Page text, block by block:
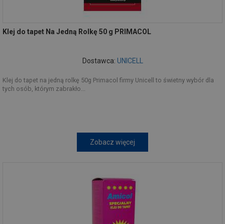
Klej do tapet Na Jedną Rolkę 50 g PRIMACOL
Dostawca: UNICELL
Klej do tapet na jedną rolkę 50g Primacol firmy Unicell to świetny wybór dla
tych osób, którym zabrakło...
Zobacz więcej